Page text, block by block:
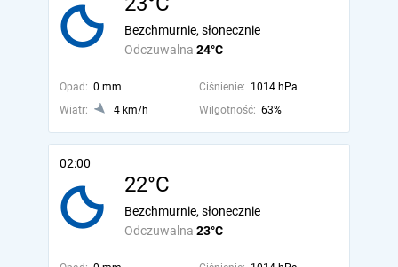
Odczuwalna 24°C
Bezchmurnie, słonecznie
Opad: 0 mm Ciśnienie: 1014 hPa
Wiatr:
4 km/h Wilgotność: 63%
02:00
22°C
Odczuwalna 23°C
Bezchmurnie, słonecznie